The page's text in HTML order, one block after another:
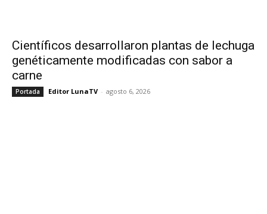
Científicos desarrollaron plantas de lechuga
genéticamente modificadas con sabor a
carne
Portada Editor LunaTV - agosto 6, 2026